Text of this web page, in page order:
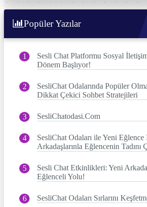
Popüler Yazılar
Sesli Chat Platformu Sosyal
Dönem Başlıyor!
SesliChat Odalarında Popüler
Dikkat Çekici Sohbet Stratejileri
SesliChatodasi.Com
SesliChat Odaları ile Yeni
Arkadaşlarınla Eğlencenin Tadını
Sesli Chat Etkinlikleri: Yeni
Eğlenceli Yolu!
SesliChat Odaları Sırlarını